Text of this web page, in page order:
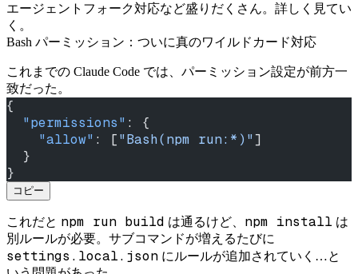
エージェントフォーク対応など盛りだくさん。詳しく見てい
く。
Bash パーミッション：ついに真のワイルドカード対応
これまでの Claude Code では、パーミッション設定が前方一
致だった。
{
  "permissions"
: {
    "allow"
: ["Bash(npm run:*)"]
  }
}
コピー
これだと npm run build は通るけど、 npm install は
別ルールが必要。サブコマンドが増えるたびに
settings.local.json にルールが追加されていく…と